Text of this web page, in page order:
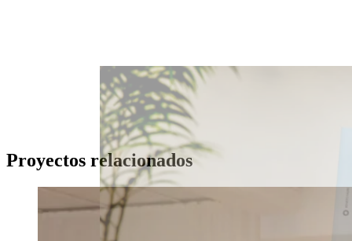
Proyectos relacionados